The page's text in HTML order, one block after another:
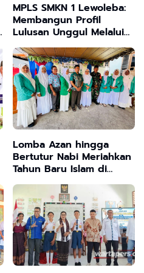
MPLS SMKN 1 Lewoleba:
Membangun Profil
Lulusan Unggul Melalui
Integrasi Karakter,
Wawasan Kebangsaan,
dan Gerakan 7 KAIH
Lomba Azan hingga
Bertutur Nabi Meriahkan
Tahun Baru Islam di
Omesuri Lembata